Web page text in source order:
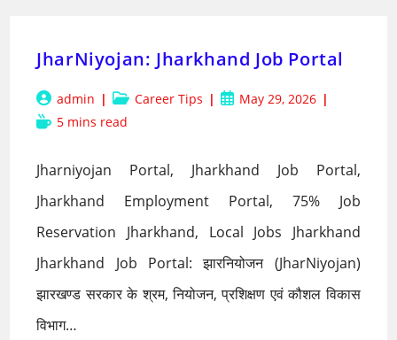
JharNiyojan: Jharkhand Job Portal
Post
author:
admin
Post
category:
Career Tips
PostMay 29, 2026
Reading
5 mins read
Jharniyojan Portal, Jharkhand Job Portal,
Jharkhand Employment Portal, 75% Job
Reservation Jharkhand, Local Jobs Jharkhand
Jharkhand Job Portal: झारनियोजन (JharNiyojan)
झारखण्ड सरकार के श्रम, नियोजन, प्रशिक्षण एवं कौशल विकास
विभाग…